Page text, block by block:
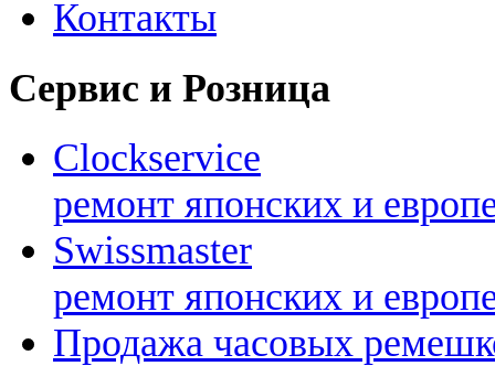
Контакты
Сервис и Розница
Clockservice
ремонт японских и
Swissmaster
ремонт японских и
Продажа часовых